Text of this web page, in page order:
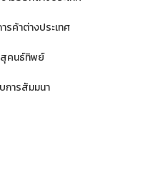
ค้าต่างประเทศ
สุคนธ์ทิพย์
การสัมมนา